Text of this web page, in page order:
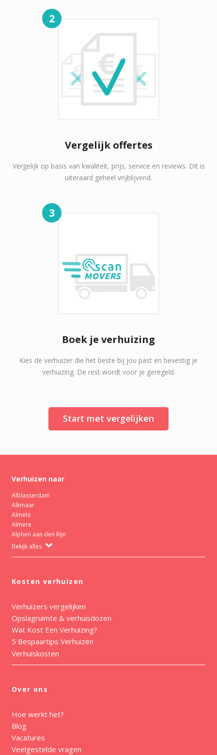
2
Vergelijk offertes
Vergelijk op basis van kwaliteit, prijs, service en reviews. Dit is
uiteraard geheel vrijblijvend.
3
Boek je verhuizing
Kies de verhuizer die het beste bij jou past en bevestig je
verhuizing. De rest wordt voor je geregeld.
Start met vergelijken
Verhuizen naar
Alblasserdam
Alkmaar
Almelo
Almere
Alphen aan den Rijn
Bekijk alles
Kosten verhuizen
Verhuizers vergelijken
Opslagruimte & verhuisdozen
Wat Kost Een Verhuizing?
5 Bespaartips Verhuizen
Verhuiskosten
Over ons
Hoe werkt het?
Blog
Vacatures
Veelgestelde vragen